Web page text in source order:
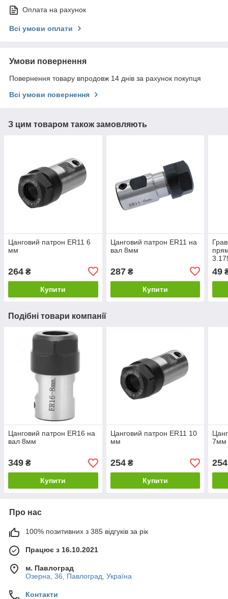
Оплата на рахунок
Всі умови оплати
Умови повернення
Повернення товару впродовж 14 днів за рахунок покупця
Всі умови повернення
З цим товаром також замовляють
Цанговий патрон ER11 6
мм
264 ₴
Купити
Цанговий патрон ER11 на
вал 8мм
287₴
Купити
49
Подібні товари компанії
Цанговий патрон ER16 на
вал 8мм
349 ₴
Купити
Цанговий патрон ER11 10
мм
254₴
Купити
7мм
254
Про нас
100% позитивних з 385 відгуків за рік
Працює з 16.10.2021
м. Павлоград
Озерна, 36, Павлоград, Україна
Контакти